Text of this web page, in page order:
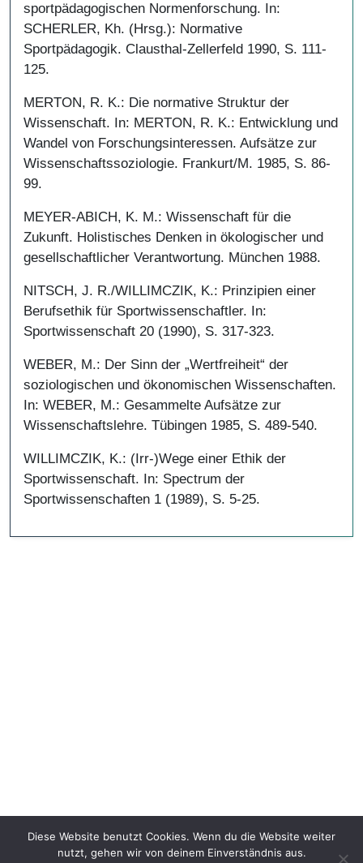
sportpädagogischen Normenforschung. In:
SCHERLER, Kh. (Hrsg.): Normative
Sportpädagogik. Clausthal-Zellerfeld 1990, S. 111-
125.
MERTON, R. K.: Die normative Struktur der
Wissenschaft. In: MERTON, R. K.: Entwicklung und
Wandel von Forschungsinteressen. Aufsätze zur
Wissenschaftssoziologie. Frankurt/M. 1985, S. 86-
99.
MEYER-ABICH, K. M.: Wissenschaft für die
Zukunft. Holistisches Denken in ökologischer und
gesellschaftlicher Verantwortung. München 1988.
NITSCH, J. R./WILLIMCZIK, K.: Prinzipien einer
Berufsethik für Sportwissenschaftler. In:
Sportwissenschaft 20 (1990), S. 317-323.
WEBER, M.: Der Sinn der „Wertfreiheit“ der
soziologischen und ökonomischen Wissenschaften.
In: WEBER, M.: Gesammelte Aufsätze zur
Wissenschaftslehre. Tübingen 1985, S. 489-540.
WILLIMCZIK, K.: (Irr-)Wege einer Ethik der
Sportwissenschaft. In: Spectrum der
Sportwissenschaften 1 (1989), S. 5-25.
Diese Website benutzt Cookies. Wenn du die Website weiter
nutzt, gehen wir von deinem Einverständnis aus.